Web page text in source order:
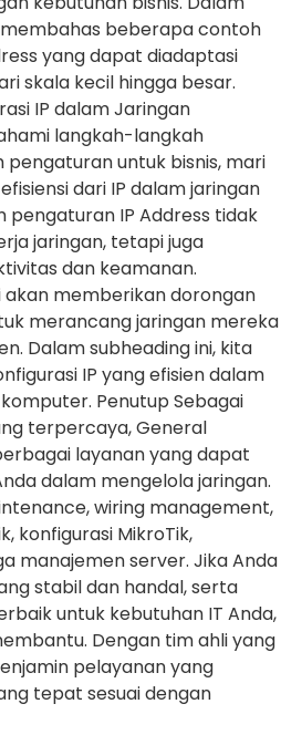
beberapa contoh
yang dapat diadaptasi
skala kecil hingga besar.
IP dalam Jaringan
langkah-langkah
pengaturan untuk bisnis, mari
dari IP dalam jaringan
pengaturan IP Address tidak
jaringan, tetapi juga
dan keamanan.
memberikan dorongan
merancang jaringan mereka
Dalam subheading ini, kita
IP yang efisien dalam
Penutup Sebagai
terpercaya, General
layanan yang dapat
dalam mengelola jaringan.
wiring management,
konfigurasi MikroTik,
manajemen server. Jika Anda
stabil dan handal, serta
untuk kebutuhan IT Anda,
Dengan tim ahli yang
pelayanan yang
tepat sesuai dengan